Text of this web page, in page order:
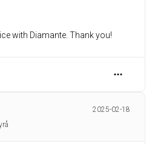
with Diamante. Thank you!
2025-02-18